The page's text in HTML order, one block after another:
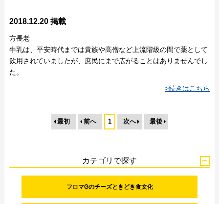
2018.12.20 掲載
方長老
牛乳は、平安時代までは貴族や高僧など上流階級の間で薬として
飲用されていましたが、庶民にまで広がることはありませんでし
た。
>続きはこちら
最初 前へ 1 次へ 最後
カテゴリで探す
フロマGのチーズときどき食文化